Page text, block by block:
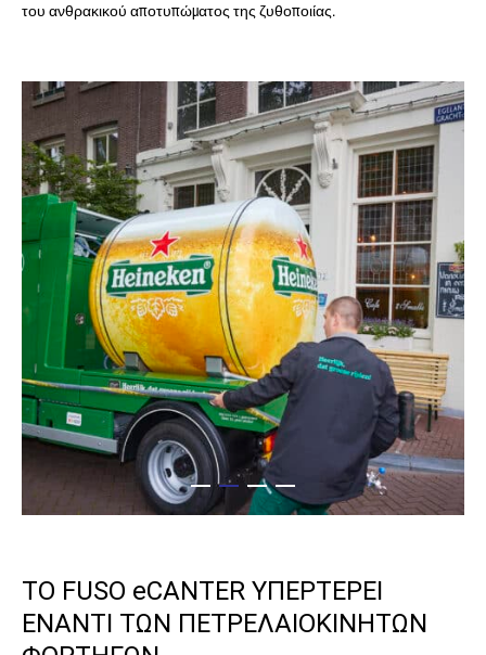
ακολουθώντας τις νομοθετικές διατάξεις για την
προστασία των δεδομένων, με βάση τη συγκατάθεσή
σας και μόνο για την επεξεργασία του αιτήματός
σας. Για περισσότερες λεπτομέρειες σχετικά με την
επεξεργασία των προσωπικών σας δεδομένων από
την Daimler Truck AG, καθώς και λεπτομερείς
πληροφορίες σχετικά με τα δικαιώματά σας,
ανατρέξτε στη ιστοσελίδα μας με τίτλο για την
προστασία δεδομένων.Πληροφορίες προστασίας
δεδομένων.
Friendly Captcha
του ανθρακικού αποτυπώματος της ζυθοποιίας.
ΤΟ FUSO eCANTER ΥΠΕΡΤΕΡΕΙ
ΕΝΑΝΤΙ ΤΩΝ ΠΕΤΡΕΛΑΙΟΚΙΝΗΤΩΝ